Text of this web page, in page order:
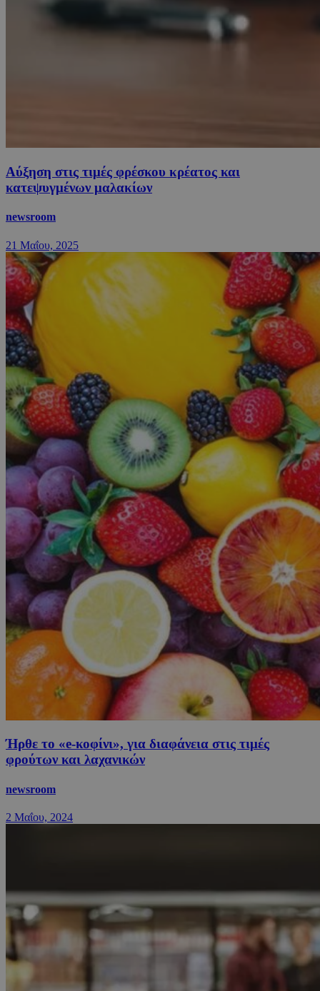
Αύξηση στις τιμές φρέσκου κρέατος και
κατεψυγμένων μαλακίων
newsroom
21 Μαΐου, 2025
Ήρθε το «e-κοφίνι», για διαφάνεια στις τιμές
φρούτων και λαχανικών
newsroom
2 Μαΐου, 2024